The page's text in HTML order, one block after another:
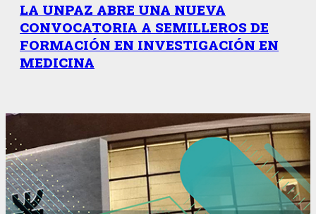
LA UNPAZ ABRE UNA NUEVA
CONVOCATORIA A SEMILLEROS DE
FORMACIÓN EN INVESTIGACIÓN EN
MEDICINA